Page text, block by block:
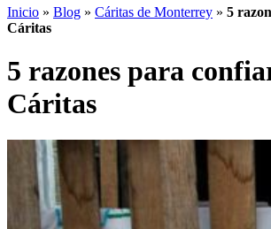
Inicio » Blog » Cáritas de Monterrey » 5
Cáritas
5 razones para
Cáritas